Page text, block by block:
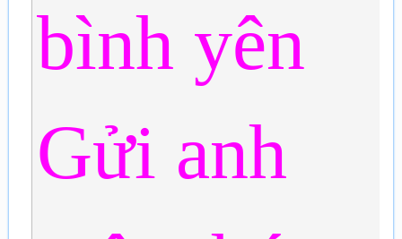
bình yên
Gửi anh